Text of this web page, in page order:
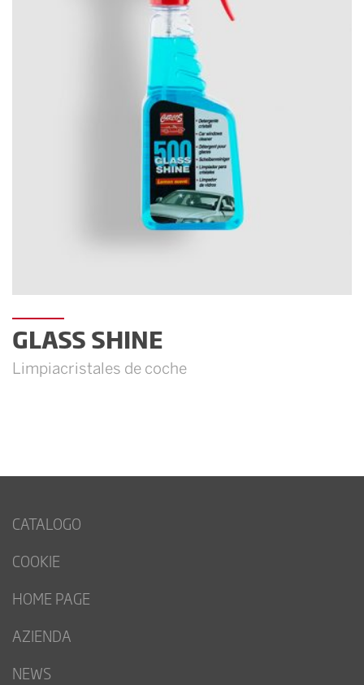
GLASS SHINE
Limpiacristales de coche
CATALOGO
COOKIE
HOME PAGE
AZIENDA
NEWS